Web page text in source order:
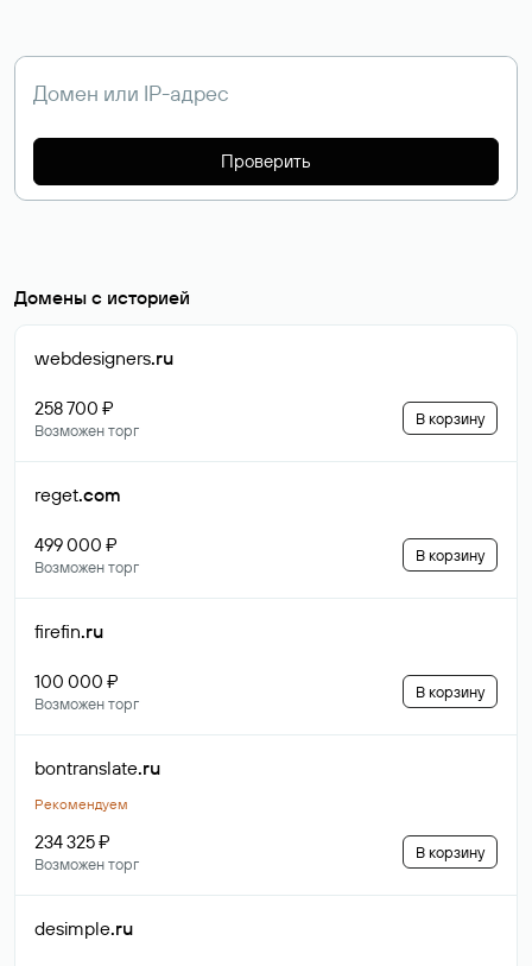
Проверить
Домены с историей
webdesigners.ru
258 700 ₽
Возможен торг
В корзину
reget.com
499 000 ₽
Возможен торг
В корзину
firefin.ru
100 000 ₽
Возможен торг
В корзину
bontranslate.ru
Рекомендуем
234 325 ₽
Возможен торг
В корзину
desimple.ru